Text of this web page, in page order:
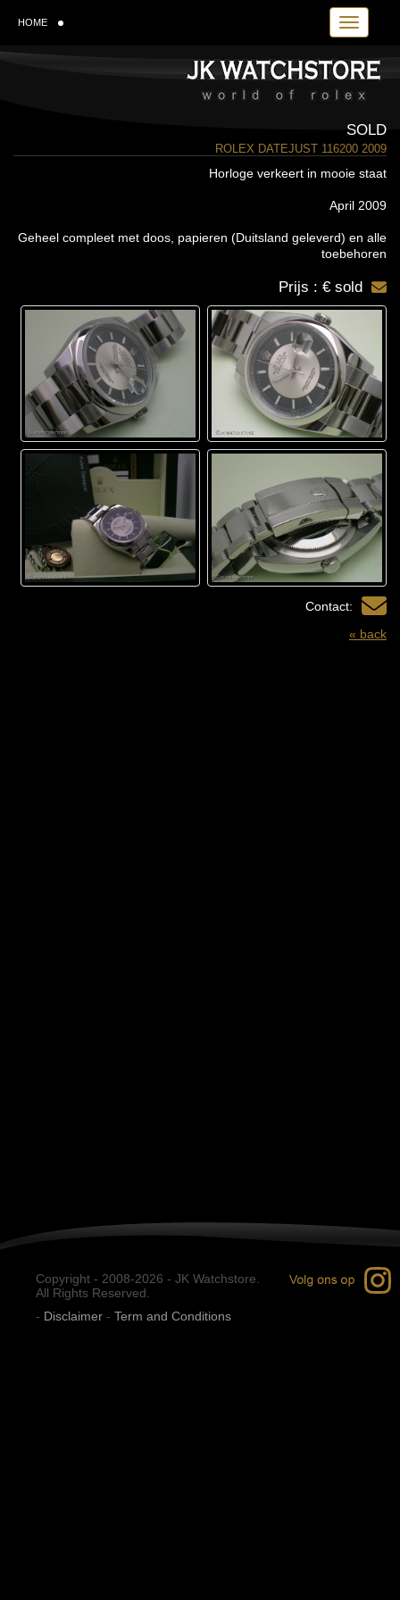
Toggle
HOME
SOLD
ROLEX DATEJUST 116200 2009
Horloge verkeert in mooie staat
April 2009
Geheel compleet met doos, papieren (Duitsland geleverd) en alle
toebehoren
Prijs : € sold
Contact:
« back
Copyright - 2008-2026 - JK Watchstore.
All Rights Reserved.
- Disclaimer - Term and Conditions